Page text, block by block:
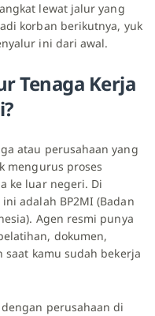
lewat jalur yang
korban berikutnya, yuk
ini dari awal.
Tenaga Kerja
atau perusahaan yang
mengurus proses
ke luar negeri. Di
adalah BP2MI (Badan
Agen resmi punya
dokumen,
kamu sudah bekerja
perusahaan di